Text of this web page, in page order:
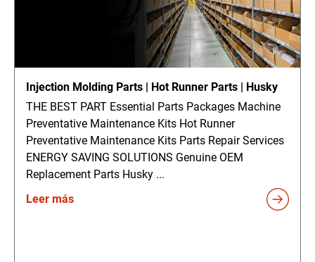
Injection Molding Parts | Hot Runner Parts | Husky
THE BEST PART Essential Parts Packages Machine
Preventative Maintenance Kits Hot Runner
Preventative Maintenance Kits Parts Repair Services
ENERGY SAVING SOLUTIONS Genuine OEM
Replacement Parts Husky ...
Leer más